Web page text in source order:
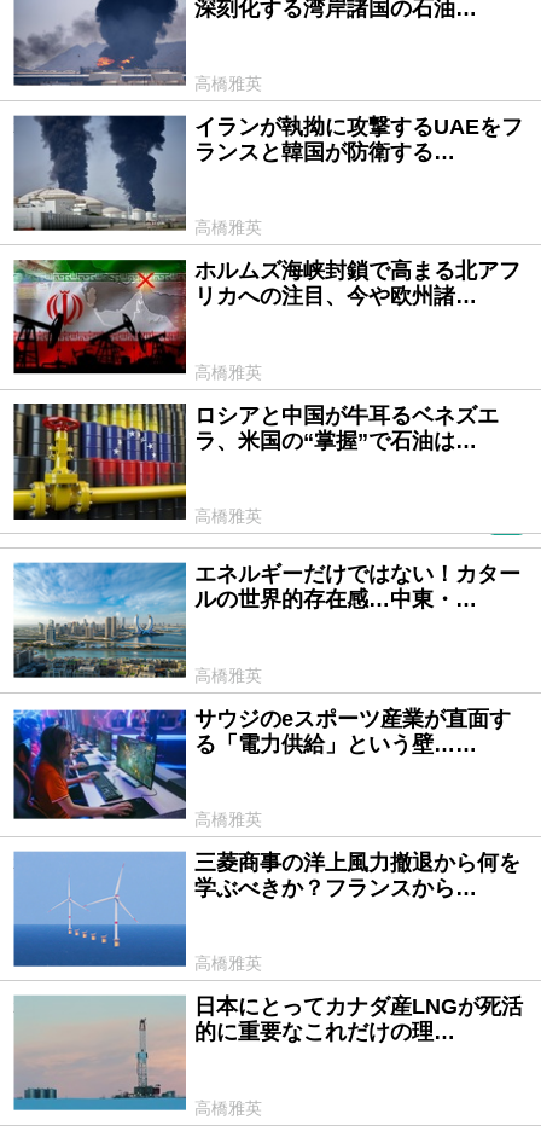
深刻化する湾岸諸国の石油…
高橋雅英
2026/03/26
イランが執拗に攻撃するUAEをフ
ランスと韓国が防衛する…
高橋雅英
2026/03/12
ホルムズ海峡封鎖で高まる北アフ
リカへの注目、今や欧州諸…
高橋雅英
2026/01/15
ロシアと中国が牛耳るベネズエ
ラ、米国の“掌握”で石油は…
高橋雅英
2025/12/26
エネルギーだけではない！カター
ルの世界的存在感…中東・…
高橋雅英
2025/10/27
サウジのeスポーツ産業が直面す
る「電力供給」という壁……
高橋雅英
三菱商事の洋上風力撤退から何を
学ぶべきか？フランスから…
高橋雅英
2025/09/04
日本にとってカナダ産LNGが死活
的に重要なこれだけの理…
高橋雅英